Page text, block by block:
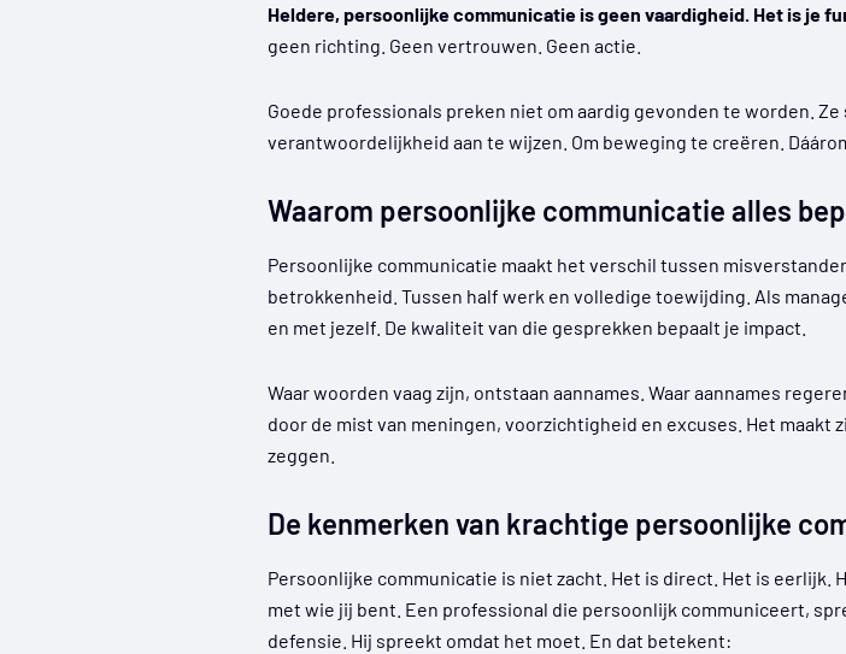
Heldere, persoonlijke communicatie is geen vaardigheid. Het is je
geen richting. Geen vertrouwen. Geen actie.
Goede professionals preken niet om aardig gevonden te worden.
verantwoordelijkheid aan te wijzen. Om beweging te creëren.
Waarom persoonlijke communicatie alles
Persoonlijke communicatie maakt het verschil tussen
betrokkenheid. Tussen half werk en volledige toewijding. Als
en met jezelf. De kwaliteit van die gesprekken bepaalt je impact.
Waar woorden vaag zijn, ontstaan aannames. Waar aannames
door de mist van meningen, voorzichtigheid en excuses. Het
zeggen.
De kenmerken van krachtige persoonlijke
Persoonlijke communicatie is niet zacht. Het is direct. Het is
met wie jij bent. Een professional die persoonlijk communiceert,
defensie. Hij spreekt omdat het moet. En dat betekent: